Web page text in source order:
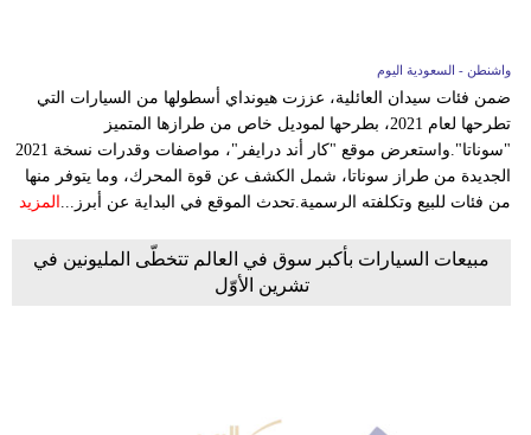
واشنطن - السعودية اليوم
ضمن فئات سيدان العائلية، عززت هيونداي أسطولها من السيارات التي
تطرحها لعام 2021، بطرحها لموديل خاص من طرازها المتميز
"سوناتا".واستعرض موقع "كار أند درايفر"، مواصفات وقدرات نسخة 2021
الجديدة من طراز سوناتا، شمل الكشف عن قوة المحرك، وما يتوفر منها
من فئات للبيع وتكلفته الرسمية.تحدث الموقع في البداية عن أبرز... المزيد
مبيعات السيارات بأكبر سوق في العالم تتخطّى المليونين في
تشرين الأوّل